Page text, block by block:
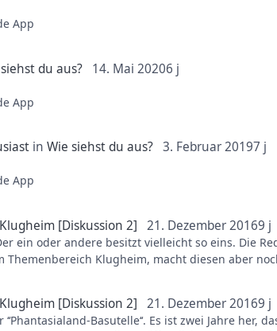
App
du aus? 14. Mai 20206 j
App
inWie siehst du aus? 3. Februar 20197 j
App
[Diskussion 2] 21. Dezember 20169 j
ein oder andere besitzt vielleicht so eins. Die
Klugheim, macht diesen aber
[Diskussion 2] 21. Dezember 20169 j
Basutelle‘‘. Es ist zwei Jahre